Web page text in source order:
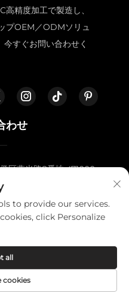
高精度加工で製造し、
プOEM／ODMソリュ
すぐお問い合わせく
わせ
区燕光路8番地 471000
IMPORT AND
バシーポリシー
to provide our services.
click Personalize
cookies
all